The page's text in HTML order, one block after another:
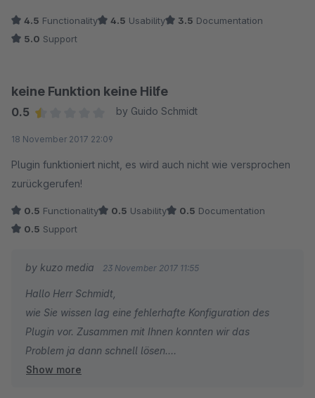
4.5 Functionality 4.5 Usability 3.5 Documentation
5.0 Support
keine Funktion keine Hilfe
0.5
by Guido Schmidt
18 November 2017 22:09
Plugin funktioniert nicht, es wird auch nicht wie versprochen
zurückgerufen!
0.5 Functionality 0.5 Usability 0.5 Documentation
0.5 Support
by kuzo media 23 November 2017 11:55
Hallo Herr Schmidt,
wie Sie wissen lag eine fehlerhafte Konfiguration des
Plugin vor. Zusammen mit Ihnen konnten wir das
Problem ja dann schnell lösen.
Show more